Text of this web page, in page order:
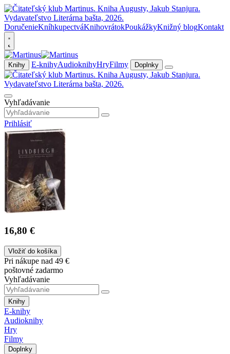
DoručenieKníhkupectváKnihovrátokPoukážkyKnižný blogKontakt
Knihy E-knihyAudioknihyHryFilmy Doplnky
Vyhľadávanie
Prihlásiť
16,80 €
Vložiť do košíka
Pri nákupe nad 49 €
poštovné zadarmo
Vyhľadávanie
Knihy
E-knihy
Audioknihy
Hry
Filmy
Doplnky